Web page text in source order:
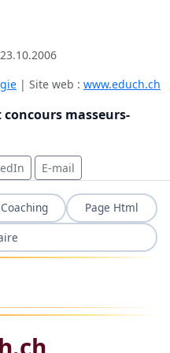
23.10.2006
| Site web : www.educh.ch
masseurs-
E-mail
Page Html